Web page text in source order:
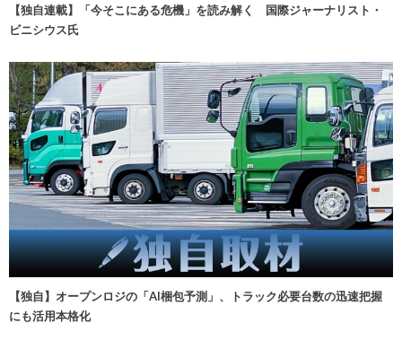
【独自連載】「今そこにある危機」を読み解く 国際ジャーナリスト・
ビニシウス氏
【独自】オープンロジの「AI梱包予測」、トラック必要台数の迅速把握
にも活用本格化